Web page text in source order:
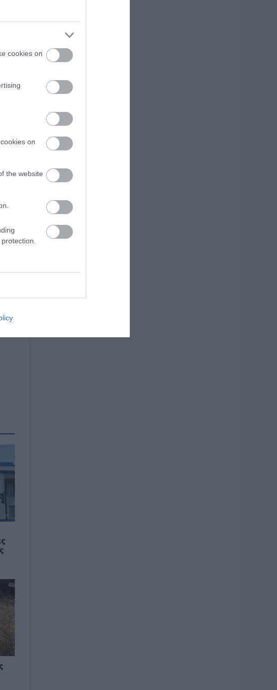
cookies on
on
the website
μοίρασαν Κεσκέσι
του Σωτήρος
07.08.2026 | 09:00
θα έχουν ρεύμα
σήμερα στην Εύβοια